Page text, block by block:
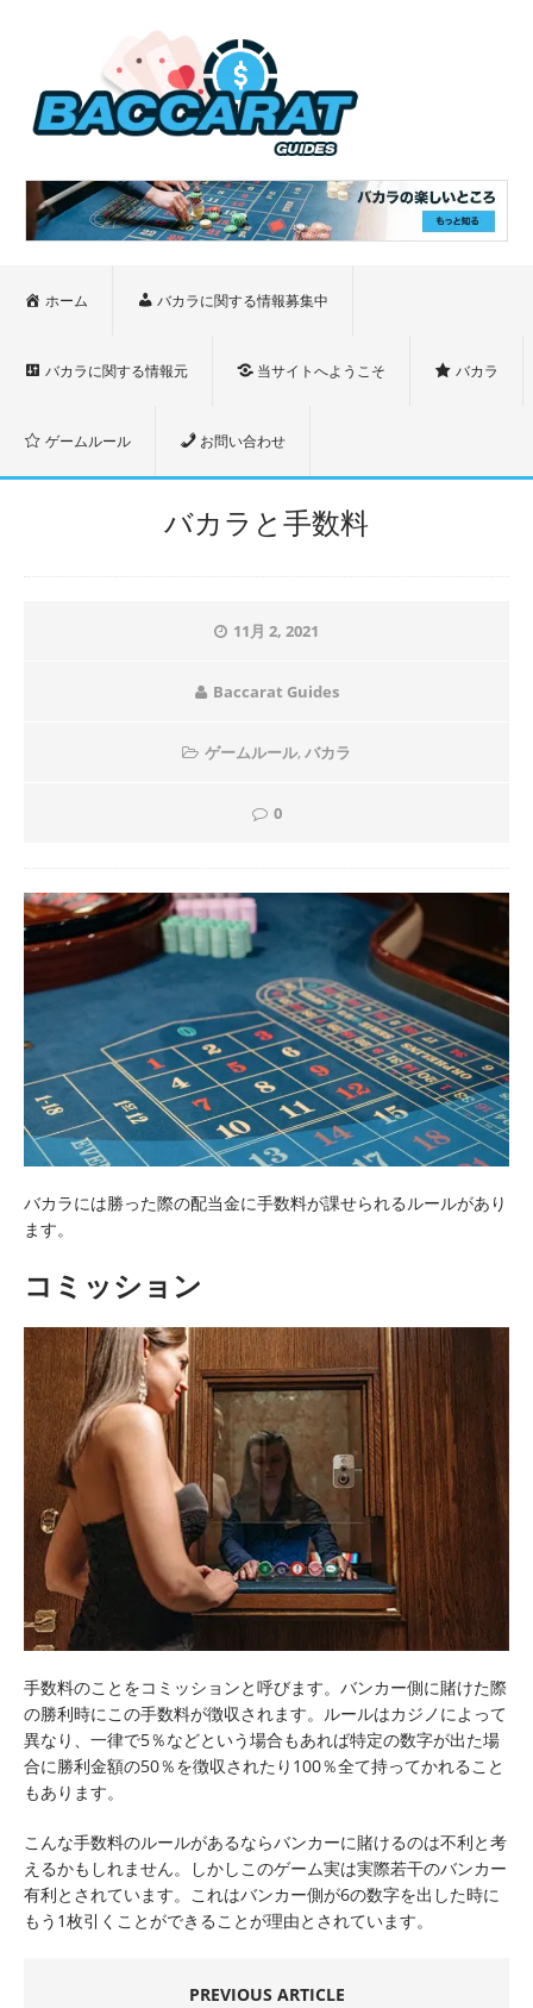
ホーム バカラに関する情報募集中
バカラに関する情報元 当サイトへようこそ バカラ
ゲームルール お問い合わせ
バカラと手数料
11月 2, 2021
Baccarat Guides
ゲームルール, バカラ
0
バカラには勝った際の配当金に手数料が課せられるルールがあり
ます。
コミッション
手数料のことをコミッションと呼びます。バンカー側に賭けた際
の勝利時にこの手数料が徴収されます。ルールはカジノによって
異なり、一律で5％などという場合もあれば特定の数字が出た場
合に勝利金額の50％を徴収されたり100％全て持ってかれること
もあります。
こんな手数料のルールがあるならバンカーに賭けるのは不利と考
えるかもしれません。しかしこのゲーム実は実際若干のバンカー
有利とされています。これはバンカー側が6の数字を出した時に
もう1枚引くことができることが理由とされています。
PREVIOUS ARTICLE